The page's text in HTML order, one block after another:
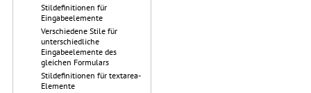
Stildefinitionen für
Eingabeelemente
Verschiedene Stile für
unterschiedliche
Eingabeelemente des
gleichen Formulars
Stildefinitionen für textarea-
Elemente